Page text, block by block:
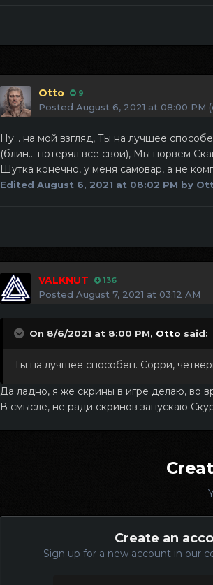
Otto 9
PostedAugust 6, 2021 at 08:00 PM
Ну... на мой взгляд, Ты на лучшее
(блин... потерял все свои), Мы порвём
Шутка конечно, у меня самовар, а не
EditedAugust 6, 2021 at 08:02 PM by
VALKNUT 136
PostedAugust 7, 2021 at 03:12 AM
On 8/6/2021 at 8:00 PM, Otto said:
Ты на лучшее способен. Сорри,
Да ладно, я же скрины в игре делаю, во
В смысле, не ради скринов запускаю
Create an
Sign up for a new account in our